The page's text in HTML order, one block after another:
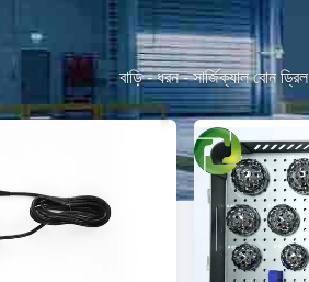
বাড়ি-ধরন-সার্জিক্যাল বোন ড্রিল